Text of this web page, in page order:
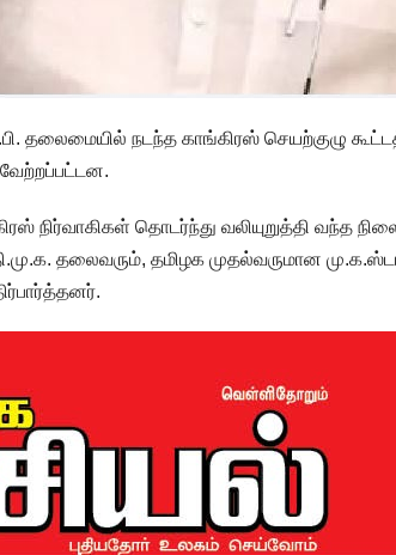
தலைமையில் நடந்த காங்கிரஸ் செயற்குழு
நிர்வாகிகள் தொடர்ந்து வலியுறுத்தி வந்த
தலைவரும், தமிழக முதல்வருமான